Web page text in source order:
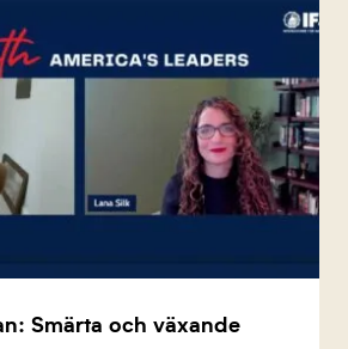
Smärta och växande